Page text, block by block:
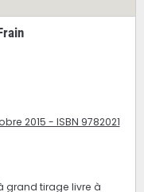
2015 - ISBN 9782021
grand tirage livre à